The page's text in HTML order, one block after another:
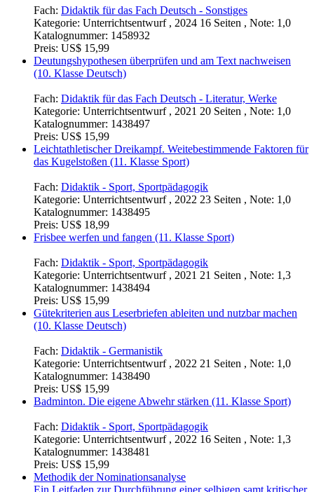
Fach: Didaktik für das Fach Deutsch - Sonstiges
Kategorie: Unterrichtsentwurf , 2024 16 Seiten , Note: 1,0
Katalognummer: 1458932
Preis: US$ 15,99
Deutungshypothesen überprüfen und am Text nachweisen
(10. Klasse Deutsch)
Fach: Didaktik für das Fach Deutsch - Literatur, Werke
Kategorie: Unterrichtsentwurf , 2021 20 Seiten , Note: 1,0
Katalognummer: 1438497
Preis: US$ 15,99
Leichtathletischer Dreikampf. Weitebestimmende Faktoren für
das Kugelstoßen (11. Klasse Sport)
Fach: Didaktik - Sport, Sportpädagogik
Kategorie: Unterrichtsentwurf , 2022 23 Seiten , Note: 1,0
Katalognummer: 1438495
Preis: US$ 18,99
Frisbee werfen und fangen (11. Klasse Sport)
Fach: Didaktik - Sport, Sportpädagogik
Kategorie: Unterrichtsentwurf , 2021 21 Seiten , Note: 1,3
Katalognummer: 1438494
Preis: US$ 15,99
Gütekriterien aus Leserbriefen ableiten und nutzbar machen
(10. Klasse Deutsch)
Fach: Didaktik - Germanistik
Kategorie: Unterrichtsentwurf , 2022 21 Seiten , Note: 1,0
Katalognummer: 1438490
Preis: US$ 15,99
Badminton. Die eigene Abwehr stärken (11. Klasse Sport)
Fach: Didaktik - Sport, Sportpädagogik
Kategorie: Unterrichtsentwurf , 2022 16 Seiten , Note: 1,3
Katalognummer: 1438481
Preis: US$ 15,99
Methodik der Nominationsanalyse